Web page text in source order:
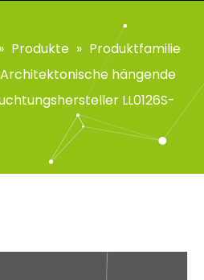
» Produkte » Produktfamilie
Architektonische hängende
LL0126S-